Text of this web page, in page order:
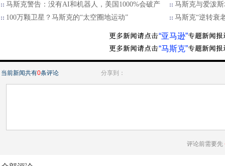
马斯克警告：没有AI和机器人，美国1000%会破产
马斯克与爱泼
100万颗卫星？马斯克的“太空圈地运动”
马斯克“逆转衰
“亚马逊”
“马斯克”
当前新闻共有0条评论 分享到：
评论前需要先